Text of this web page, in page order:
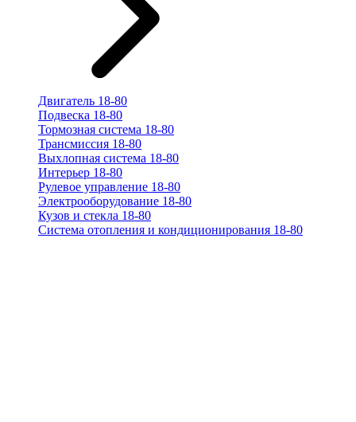
Двигатель 18-80
Подвеска 18-80
Тормозная система 18-80
Трансмиссия 18-80
Выхлопная система 18-80
Интерьер 18-80
Рулевое управление 18-80
Электрооборудование 18-80
Кузов и стекла 18-80
Система отопления и кондиционирования 18-80